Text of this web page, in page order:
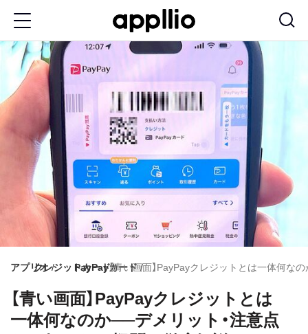
ン
ン
テ
アプリオクレジットカード
PayPayカード【青い画面】PayPayクレジットとは一体何な
【青い画面】PayPayクレジットとは
一体何なのか──デメリット・注意点